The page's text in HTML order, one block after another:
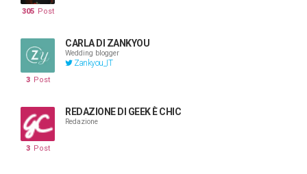
305 Post
CARLA DI ZANKYOU
Wedding blogger
Zankyou_IT
3 Post
REDAZIONE DI GEEK È CHIC
Redazione
3 Post